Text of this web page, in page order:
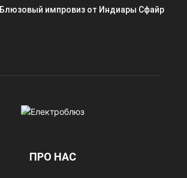
Блюзовый импровиз от Индиары Сфайр
ПРО НАС